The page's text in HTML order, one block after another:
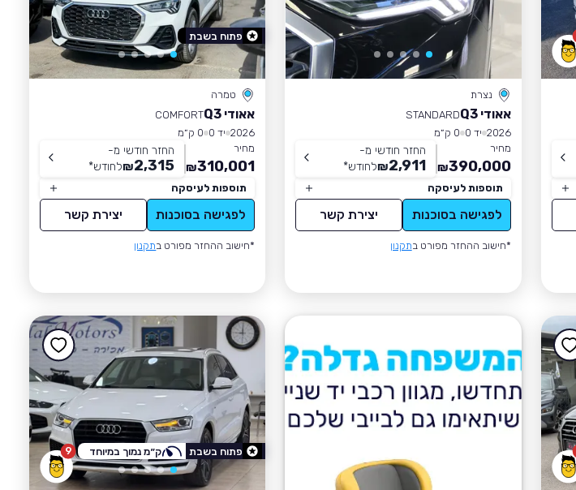
נצרת
אאודי Q3
STANDARD
2026 יד 0
0 ק״מ
מחיר
390,000
₪
החזר חודשי מ-
2,911
₪לחודש*
תוספות לעיסקה
לפגישה בסוכנות יצירת קשר
*חישוב ההחזר מפורט בתקנון
טמרה
אאודי Q3
COMFORT
2026 יד 0
0 ק״מ
מחיר
310,001
₪
החזר חודשי מ-
2,315
₪לחודש*
תוספות לעיסקה
לפגישה בסוכנות יצירת קשר
*חישוב ההחזר מפורט בתקנון
פתוח בשבת
9 פתוח בשבת ק״מ נמוך במיוחד